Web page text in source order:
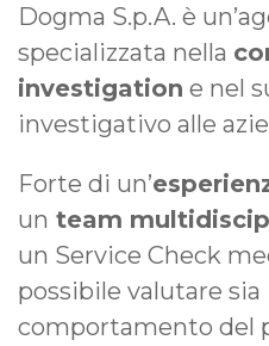
Dogma S.p.A. è
specializzata nella
investigation e nel
investigativo alle
Forte di un’
un team
un Service Check
possibile valutare
comportamento del